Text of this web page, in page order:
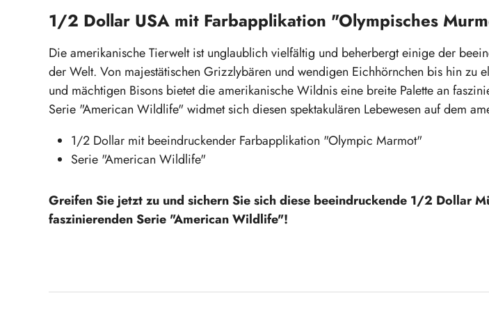
1/2 Dollar USA mit Farbapplikation "Olympisches
Die amerikanische Tierwelt ist unglaublich vielfältig und beherbergt einige der
der Welt. Von majestätischen Grizzlybären und wendigen Eichhörnchen bis hin zu
und mächtigen Bisons bietet die amerikanische Wildnis eine breite Palette an
Serie "American Wildlife" widmet sich diesen spektakulären Lebewesen auf dem
1/2 Dollar mit beeindruckender Farbapplikation "Olympic Marmot"
Serie "American Wildlife"
Greifen Sie jetzt zu und sichern Sie sich diese beeindruckende 1/2 Dollar
faszinierenden Serie "American Wildlife"!